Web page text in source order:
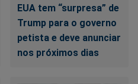
EUA tem “surpresa” de
Trump para o governo
petista e deve anunciar
nos próximos dias